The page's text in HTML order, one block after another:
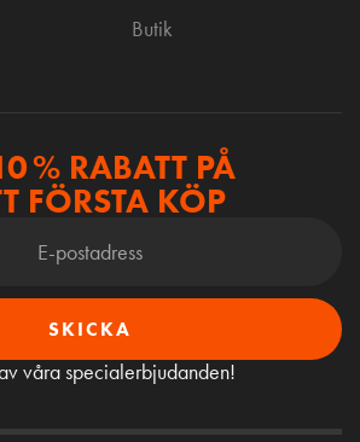
Butik
% RABATT PÅ
FÖRSTA KÖP
SKICKA
våra specialerbjudanden!